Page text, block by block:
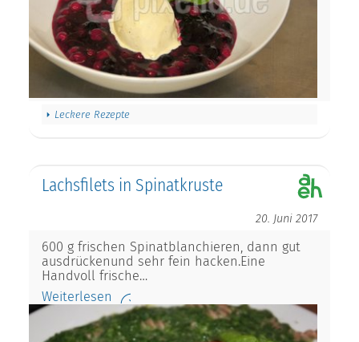
Leckere Rezepte
Lachsfilets in Spinatkruste
20. Juni 2017
600 g frischen Spinatblanchieren, dann gut
ausdrückenund sehr fein hacken.Eine
Handvoll frische…
Weiterlesen